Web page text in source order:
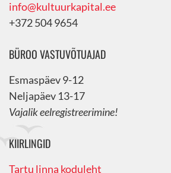
info@kultuurkapital.ee
+372 504 9654
BÜROO VASTUVÕTUAJAD
Esmaspäev 9-12
Neljapäev 13-17
Vajalik eelregistreerimine!
KIIRLINGID
Tartu linna koduleht